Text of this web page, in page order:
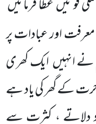
قوتیں عطا فرمائیں
معرفت اور عبادات پر
انہیں ایک کھری
کے گھر کی یاد ہے
دلاتے ، کثرت سے